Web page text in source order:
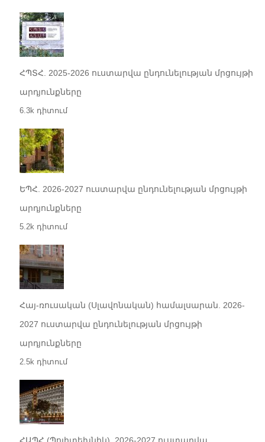
ՀՊՏՀ. 2025-2026 ուստարվա ընդունելության մրցույթի
արդյունքները
6.3k դիտում
ԵՊՀ. 2026-2027 ուստարվա ընդունելության մրցույթի
արդյունքները
5.2k դիտում
Հայ-ռուսական (Սլավոնական) համալսարան. 2026-
2027 ուստարվա ընդունելության մրցույթի
արդյունքները
2.5k դիտում